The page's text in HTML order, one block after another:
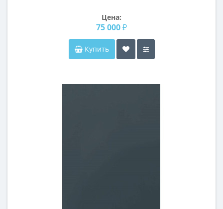
Цена:
75 000 ₽
Купить